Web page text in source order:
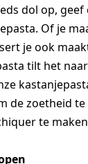
dol op, geef
Of je
je ook
tilt het
de zoetheid
te